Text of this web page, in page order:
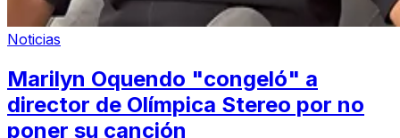
Noticias
Marilyn Oquendo "congeló" a
director de Olímpica Stereo por no
poner su canción